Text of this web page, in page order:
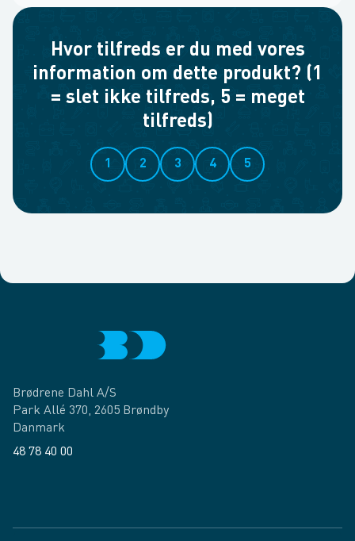
Hvor tilfreds er du med vores
information om dette produkt? (1
= slet ikke tilfreds, 5 = meget
tilfreds)
1 2 3 4 5
Brødrene Dahl A/S
Park Allé 370, 2605 Brøndby
Danmark
48 78 40 00